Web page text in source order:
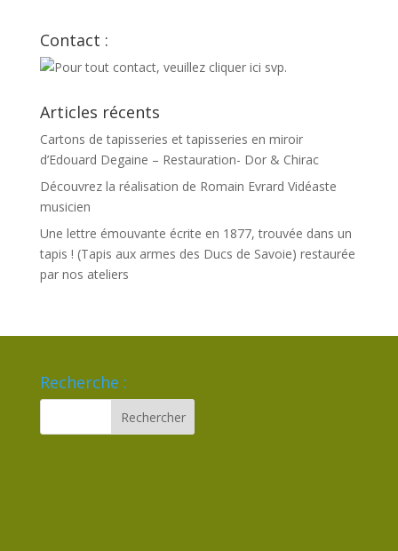
Contact :
Articles récents
Cartons de tapisseries et tapisseries en miroir
d’Edouard Degaine – Restauration- Dor & Chirac
Découvrez la réalisation de Romain Evrard Vidéaste
musicien
Une lettre émouvante écrite en 1877, trouvée dans un
tapis ! (Tapis aux armes des Ducs de Savoie) restaurée
par nos ateliers
Recherche :